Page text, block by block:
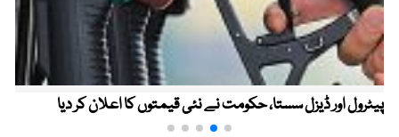
پیٹرول اور ڈیزل سستا، حکومت نے نئی قیمتوں کا اعلان کر دیا